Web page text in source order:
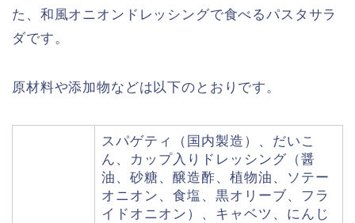
た、和風オニオンドレッシングで食べるパスタサラ
ダです。
原材料や添加物などは以下のとおりです。
スパゲティ（国内製造）、だいこ
ん、カップ入りドレッシング（醤
油、砂糖、醸造酢、植物油、ソテー
オニオン、食塩、黒オリーブ、フラ
イドオニオン）、キャベツ、にんじ